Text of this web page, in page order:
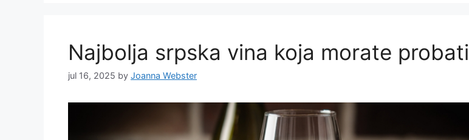
Najbolja srpska vina koja morate probati
jul 16, 2025 by Joanna Webster